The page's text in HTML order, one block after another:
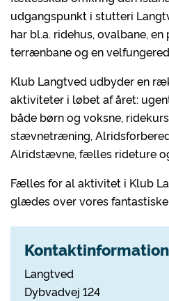
udgangspunkt i stutteri
har bl.a. ridehus, ovalbane,
terrænbane og en
Klub Langtved udbyder en
aktiviteter i løbet af året:
både børn og voksne,
stævnetræning,
Alridstævne, fælles rideture
Fælles for al aktivitet i Klub
glædes over vores
Langtved
Dybvadvej 124